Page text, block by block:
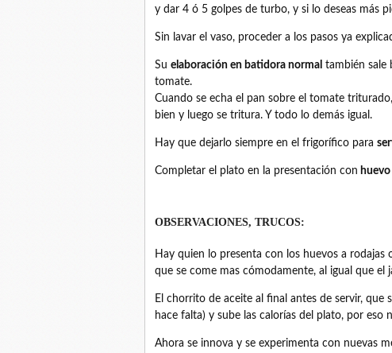
y dar 4 ó 5 golpes de turbo, y si lo deseas más
Sin lavar el vaso, proceder a los pasos ya
Su elaboración en batidora normal también sale
tomate.
Cuando se echa el pan sobre el tomate
bien y luego se tritura. Y todo lo demás igual.
Hay que dejarlo siempre en el frigorífico para
Completar el plato en la presentación con
OBSERVACIONES, TRUCOS:
Hay quien lo presenta con los huevos a
que se come mas cómodamente, al igual que el
El chorrito de aceite al final antes de servir, que
hace falta) y sube las calorías del plato, por eso
Ahora se innova y se experimenta con nuevas